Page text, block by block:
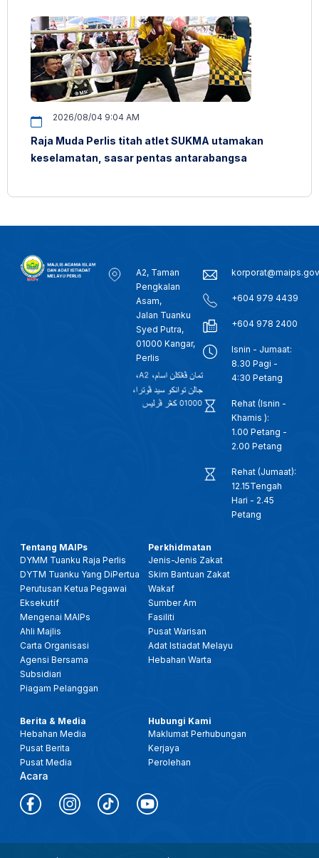
2026/08/04 9:04 AM
Raja Muda Perlis titah atlet SUKMA utamakan
keselamatan, sasar pentas antarabangsa
A2, Taman
Pengkalan
Asam,
Jalan Tuanku
Syed Putra,
01000 Kangar,
Perlis
+604 979 4439
+604 978 2400
Isnin - Jumaat:
8.30 Pagi -
4:30 Petang
Rehat (Isnin -
Khamis ):
1.00 Petang -
2.00 Petang
Rehat (Jumaat):
12.15Tengah
Hari - 2.45
Petang
Tentang MAIPs
DYMM Tuanku Raja Perlis
DYTM Tuanku Yang DiPertua
Perutusan Ketua Pegawai
Eksekutif
Mengenai MAIPs
Ahli Majlis
Carta Organisasi
Agensi Bersama
Subsidiari
Piagam Pelanggan
Perkhidmatan
Jenis-Jenis Zakat
Skim Bantuan Zakat
Wakaf
Sumber Am
Fasiliti
Pusat Warisan
Adat Istiadat Melayu
Hebahan Warta
Berita & Media
Hebahan Media
Pusat Berita
Pusat Media
Acara
Hubungi Kami
Maklumat Perhubungan
Kerjaya
Perolehan